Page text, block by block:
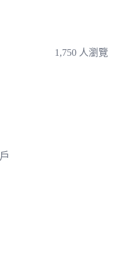
1,750 人瀏覽
戶